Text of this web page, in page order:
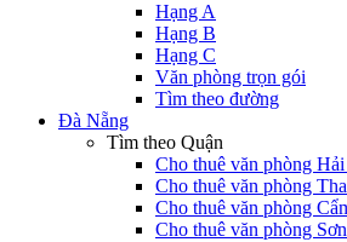
Hạng A
Hạng B
Hạng C
Văn phòng trọn gói
Tìm theo đường
Đà Nẵng
Tìm theo Quận
Cho thuê văn phòng
Cho thuê văn phòng
Cho thuê văn phòng
Cho thuê văn phòng